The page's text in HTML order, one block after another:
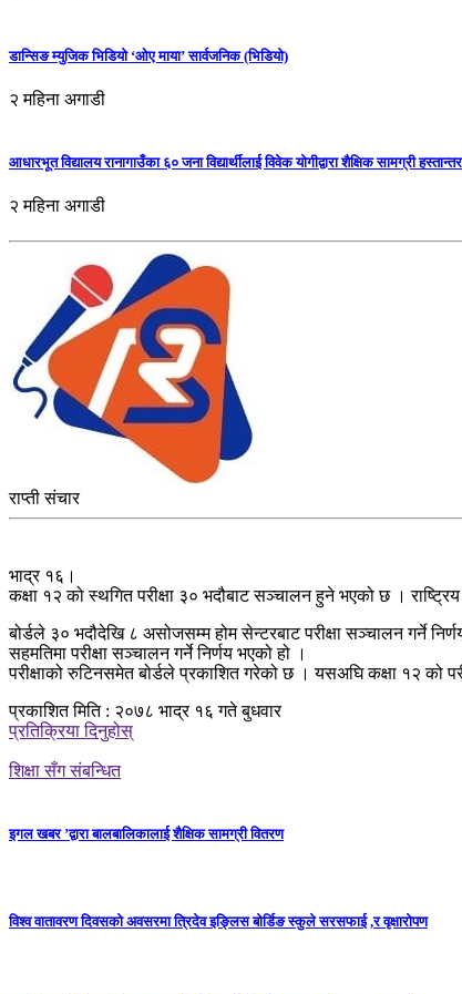
डान्सिङ म्युजिक भिडियो ‘ओए माया’ सार्वजनिक (भिडियो)
२ महिना अगाडी
आधारभूत विद्यालय रानागाउँका ६० जना विद्यार्थीलाई विवेक योगीद्वारा शैक्षिक सामग्री
२ महिना अगाडी
राप्ती संचार
भाद्र १६।
कक्षा १२ को स्थगित परीक्षा ३० भदौबाट सञ्चालन हुने भएको छ ।
बोर्डले ३० भदौदेखि ८ असोजसम्म होम सेन्टरबाट परीक्षा सञ्चालन गर्ने
सहमतिमा परीक्षा सञ्चालन गर्ने निर्णय भएको हो ।
परीक्षाको रुटिनसमेत बोर्डले प्रकाशित गरेको छ । यसअघि कक्षा १२ को
प्रकाशित मिति : २०७८ भाद्र १६ गते बुधवार
प्रतिक्रिया दिनुहोस्
शिक्षा सँग संबन्धित
इगल खबर ’द्वारा बालबालिकालाई शैक्षिक सामग्री वितरण
विश्व वातावरण दिवसको अवसरमा त्रिदेव इङ्लिस बोर्डिङ स्कुले सरसफाई ,र वृक्षारोपण